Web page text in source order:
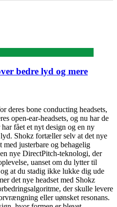
bedre lyd og mere
deres bone conducting headsets,
open-ear-headsets, og nu har de
fået et nyt design og en ny
Shokz fortæller selv at det nye
med justerbare og behagelig
nye DirectPitch-teknologi, der
uanset om du lytter til
at du stadig ikke lukke dig ude
det nye headset med Shokz
der skulle levere
eller uønsket resonans.